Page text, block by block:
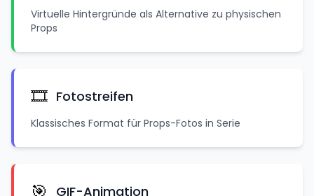
Virtuelle Hintergründe als Alternative zu physischen
Props
🎞️ Fotostreifen
Klassisches Format für Props-Fotos in Serie
GIF-Animation